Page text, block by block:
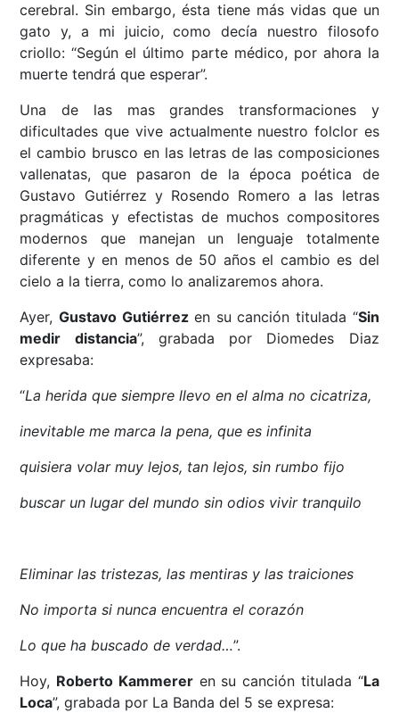
cerebral. Sin embargo, ésta tiene más vidas que un
gato y, a mi juicio, como decía nuestro filosofo
criollo: “Según el último parte médico, por ahora la
muerte tendrá que esperar”.
Una de las mas grandes transformaciones y
dificultades que vive actualmente nuestro folclor es
el cambio brusco en las letras de las composiciones
vallenatas, que pasaron de la época poética de
Gustavo Gutiérrez y Rosendo Romero a las letras
pragmáticas y efectistas de muchos compositores
modernos que manejan un lenguaje totalmente
diferente y en menos de 50 años el cambio es del
cielo a la tierra, como lo analizaremos ahora.
Ayer,Gustavo Gutiérrezen su canción titulada “Sin
medir distancia”, grabada por Diomedes Diaz
expresaba:
“La herida que siempre llevo en el alma no cicatriza,
inevitable me marca la pena, que es infinita
quisiera volar muy lejos, tan lejos, sin rumbo fijo
buscar un lugar del mundo sin odios vivir tranquilo
Eliminar las tristezas, las mentiras y las traiciones
No importa si nunca encuentra el corazón
Lo que ha buscado de verdad…”.
Hoy, Roberto Kammereren su canción titulada “La
Loca”, grabada por La Banda del 5 se expresa: